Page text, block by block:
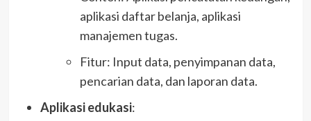
aplikasi daftar belanja, aplikasi
manajemen tugas.
Fitur: Input data, penyimpanan data,
pencarian data, dan laporan data.
Aplikasi edukasi: